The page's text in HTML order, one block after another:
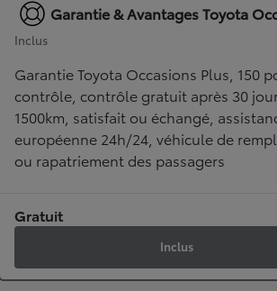
Garantie & Avantages Toyota
Inclus
Garantie Toyota Occasions Plus, 150
contrôle, contrôle gratuit après 30
1500km, satisfait ou échangé,
européenne 24h/24, véhicule de
ou rapatriement des passagers
Gratuit
Inclus